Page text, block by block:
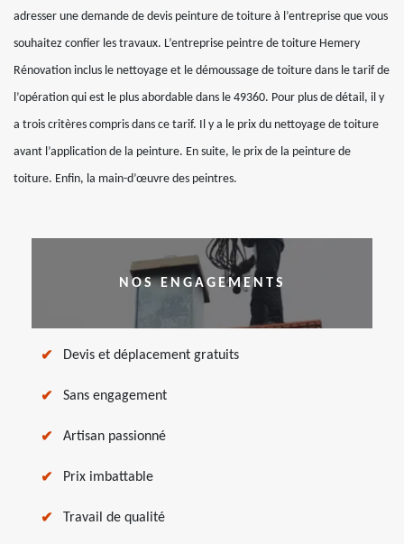
adresser une demande de devis peinture de toiture à l’entreprise que vous
souhaitez confier les travaux. L’entreprise peintre de toiture Hemery
Rénovation inclus le nettoyage et le démoussage de toiture dans le tarif de
l’opération qui est le plus abordable dans le 49360. Pour plus de détail, il y
a trois critères compris dans ce tarif. Il y a le prix du nettoyage de toiture
avant l’application de la peinture. En suite, le prix de la peinture de
toiture. Enfin, la main-d’œuvre des peintres.
NOS ENGAGEMENTS
Devis et déplacement gratuits
Sans engagement
Artisan passionné
Prix imbattable
Travail de qualité